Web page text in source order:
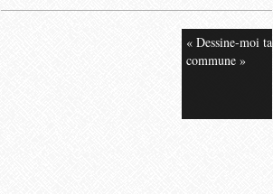
« Dessine-moi ta
commune »